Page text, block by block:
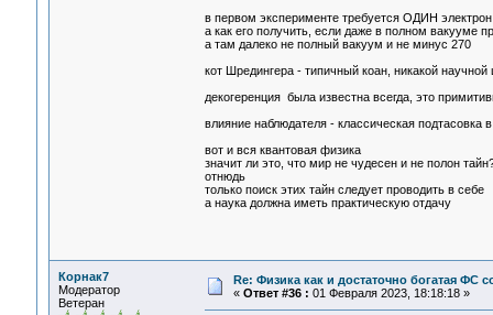
в первом эксперименте требуется ОДИН
а как его получить, если даже в полном вакууме
а там далеко не полный вакуум и не минус 270
кот Шредингера - типичный коан, никакой
декогеренция была известна всегда, это
влияние наблюдателя - классическая
вот и вся квантовая физика
значит ли это, что мир не чудесен и не полон
отнюдь
только поиск этих тайн следует проводить в себе
а наука должна иметь практическую отдачу
Корнак7
Модератор
Ветеран
Re: Физика как и достаточно богатая ФС
« Ответ #36 : 01 Февраля 2023, 18:18:18 »